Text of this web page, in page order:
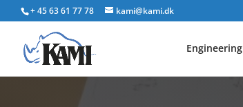
+ 45 63 61 77 78 kami@kami.dk
Engineering